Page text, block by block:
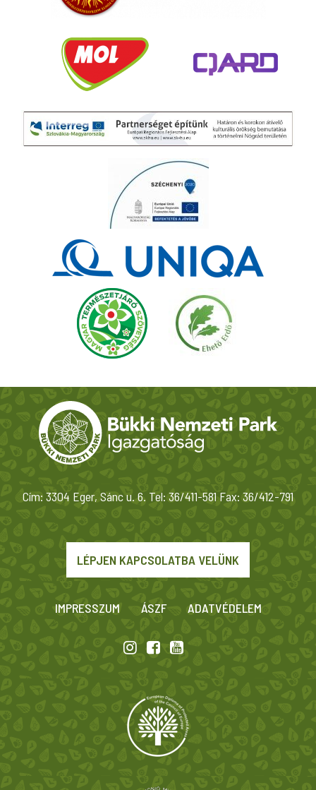
Cím: 3304 Eger, Sánc u. 6. Tel: 36/411-581 Fax: 36/412-791
LÉPJEN KAPCSOLATBA VELÜNK
IMPRESSZUM ÁSZF ADATVÉDELEM